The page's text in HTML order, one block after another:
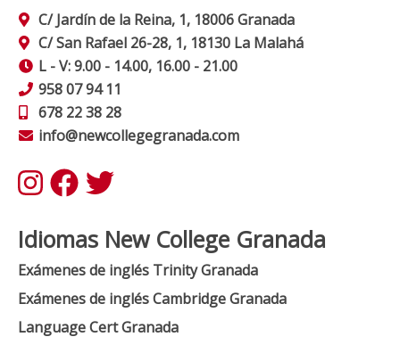
C/ Jardín de la Reina, 1, 18006 Granada
C/ San Rafael 26-28, 1, 18130 La Malahá
L - V: 9.00 - 14.00, 16.00 - 21.00
958 07 94 11
678 22 38 28
info@newcollegegranada.com
Idiomas New College Granada
Exámenes de inglés Trinity Granada
Exámenes de inglés Cambridge Granada
Language Cert Granada